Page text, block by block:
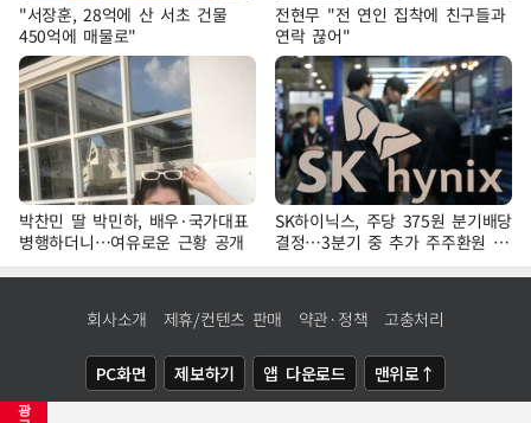
광
"서장훈, 28억에 산 서초 건물
450억에 매물로"
전현무 "전 연인 집착에 친구들과
연락 끊어"
박찬민 딸 박민하, 배우·국가대표
병행하더니…여유로운 근황 공개
SK하이닉스, 주당 375원 분기배당
결정…3분기 중 추가 주주환원 발
표
회사소개 제휴/컨텐츠 판매 약관·정책 고충처리
PC화면 제보하기 앱 다운로드 맨위로↑